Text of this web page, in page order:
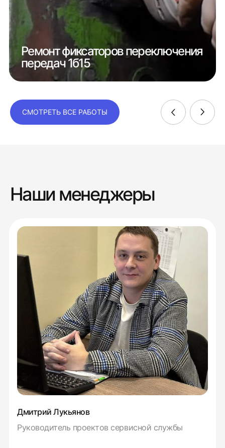
Ремонт фиксаторов переключения
передач 1б15
СМОТРЕТЬ ВСЕ РАБОТЫ
Наши менеджеры
Дмитрий Лукьянов
Руководитель проектов сервисной службы